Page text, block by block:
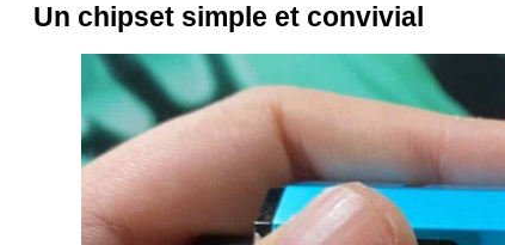
Un chipset simple et convivial